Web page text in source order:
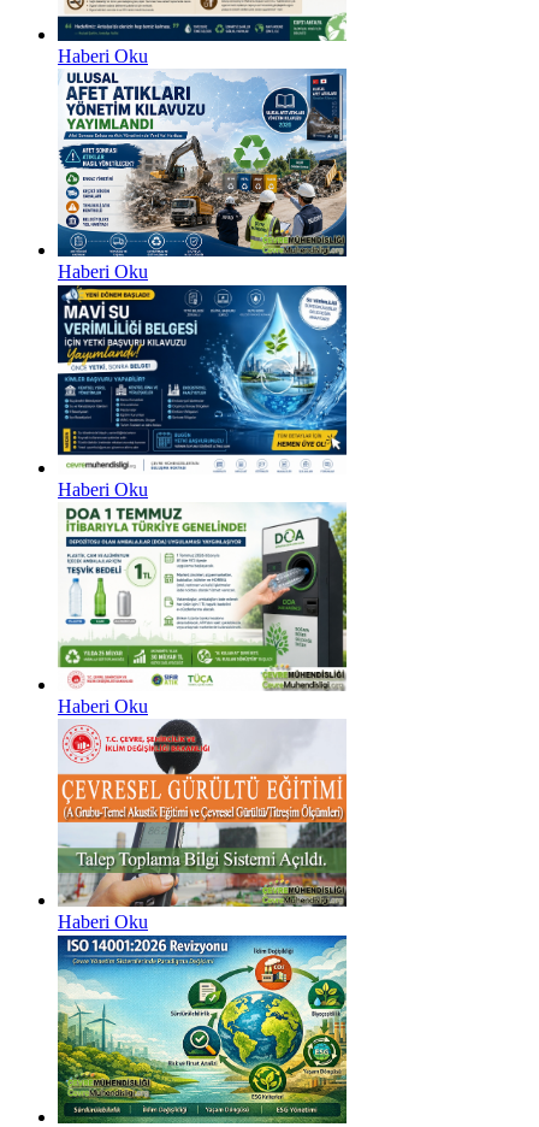
Haberi Oku
Haberi Oku
Haberi Oku
Haberi Oku
Haberi Oku